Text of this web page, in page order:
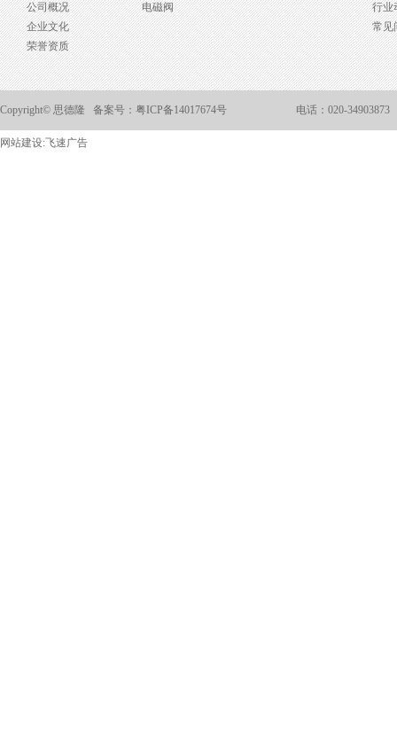
公司概况
企业文化
荣誉资质
电磁阀
行业
常见
Copyright© 思德隆 备案号： 粤ICP备14017674号 电话：020-34903873
网站建设:飞速广告